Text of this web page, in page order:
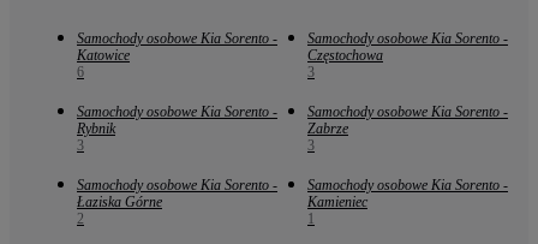
Samochody osobowe Kia Sorento -
Katowice
6
Samochody osobowe Kia Sorento -
Częstochowa
3
Samochody osobowe Kia Sorento -
Rybnik
3
Samochody osobowe Kia Sorento -
Zabrze
3
Samochody osobowe Kia Sorento -
Łaziska Górne
2
Samochody osobowe Kia Sorento -
Kamieniec
1